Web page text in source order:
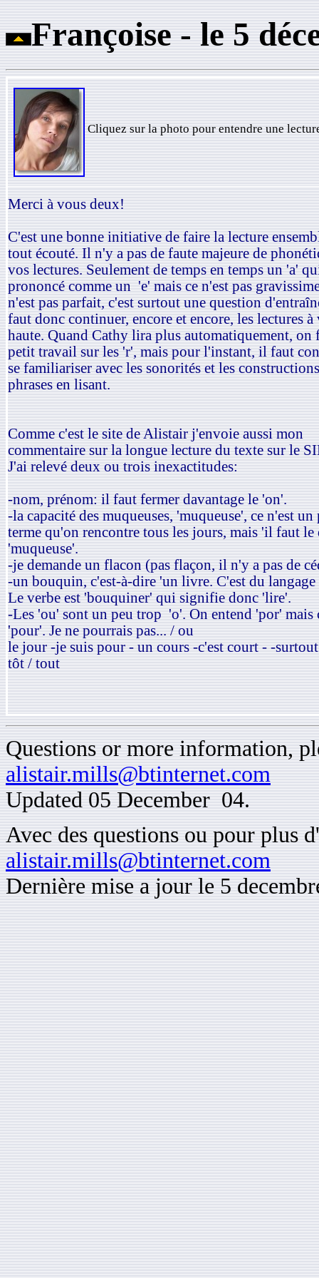
Françoise - le 5 dé
Cliquez sur la photo pour entendre une
Merci à vous deux!
C'est une bonne initiative de faire la lecture
tout écouté. Il n'y a pas de faute majeure de
vos lectures. Seulement de temps en temps un 'a'
prononcé comme un 'e' mais ce n'est pas
n'est pas parfait, c'est surtout une question
faut donc continuer, encore et encore, les lectures
haute. Quand Cathy lira plus automatiquement, on
petit travail sur les 'r', mais pour l'instant, il faut
se familiariser avec les sonorités et les
phrases en lisant.
Comme c'est le site de Alistair j'envoie aussi mon
commentaire sur la longue lecture du texte sur le
J'ai relevé deux ou trois inexactitudes:
-nom, prénom: il faut fermer davantage le 'on'.
-la capacité des muqueuses, 'muqueuse', ce n'est un
terme qu'on rencontre tous les jours, mais 'il faut le
'muqueuse'.
-je demande un flacon (pas flaçon, il n'y a pas de
-un bouquin, c'est-à-dire 'un livre. C'est du
Le verbe est 'bouquiner' qui signifie donc 'lire'.
-Les 'ou' sont un peu trop 'o'. On entend 'por' mais
'pour'. Je ne pourrais pas... / ou
le jour -je suis pour - un cours -c'est court - -
tôt / tout
Questions or more information,
alistair.mills@btinternet.com
Updated 05 December 04.
Avec des questions ou pour
alistair.mills@btinternet.com
Dernière mise a jour le 5